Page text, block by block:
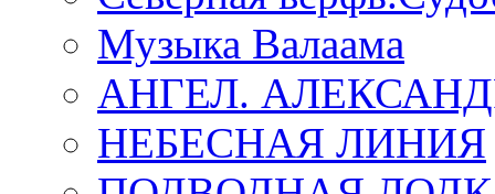
Музыка Валаама
АНГЕЛ.
НЕБЕСНАЯ ЛИНИЯ